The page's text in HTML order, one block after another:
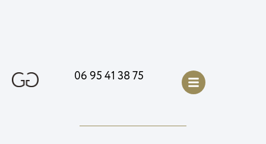
06 95 41 38 75